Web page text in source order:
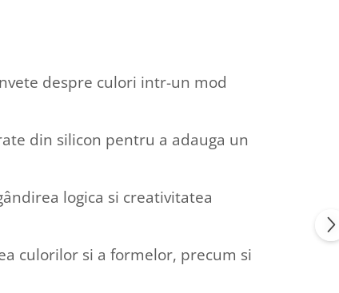
despre culori intr-un mod
din silicon pentru a adauga un
logica si creativitatea
culorilor si a formelor, precum si